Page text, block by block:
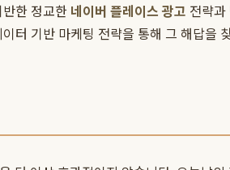
한 정교한 네이버 플레이스 광고 전략과
터 기반 마케팅 전략을 통해 그 해답을